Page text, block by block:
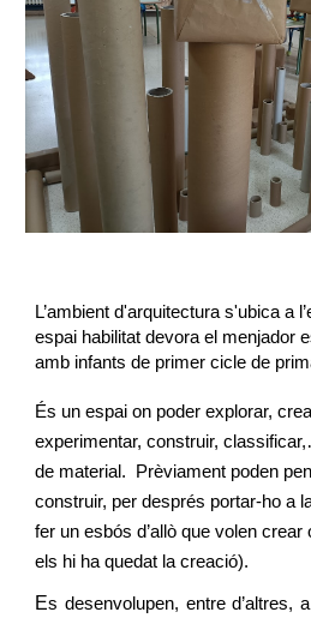
L’ambient d'arquitectura s'ubica a
espai habilitat devora el menjador
amb infants de primer cicle de
És un espai on poder explorar,
experimentar, construir,
de material. Prèviament poden
construir, per després portar-ho a
fer un esbós d’allò que volen
els hi ha quedat la creació).
Es desenvolupen, entre d’altres,